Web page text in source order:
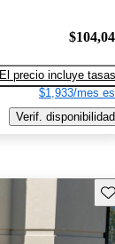
El precio incluye tasas
$1,933/mes
Verif. disponibilidad